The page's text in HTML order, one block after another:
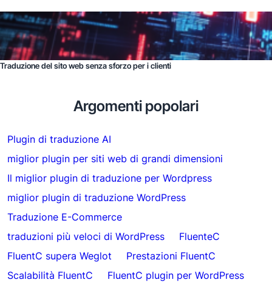
Traduzione del sito web senza sforzo per i clienti
Argomenti popolari
Plugin di traduzione AI
miglior plugin per siti web di grandi dimensioni
Il miglior plugin di traduzione per Wordpress
miglior plugin di traduzione WordPress
Traduzione E-Commerce
traduzioni più veloci di WordPress
FluenteC
FluentC supera Weglot
Prestazioni FluentC
Scalabilità FluentC
FluentC plugin per WordPress